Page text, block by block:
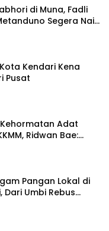
di Muna, Fadli
Segera Naik
Nasional
Kendari Kena
Pusat
Kehormatan Adat
Ridwan Bae:
Belum Pantas!
Pangan Lokal di
Dari Umbi Rebus
Muna